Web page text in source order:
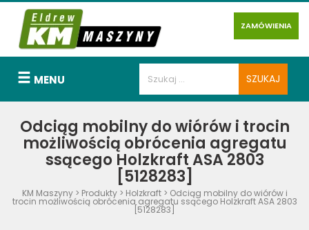
ZAMÓWIENIA
MENU
Odciąg mobilny do wiórów i trocin
możliwością obrócenia agregatu
ssącego Holzkraft ASA 2803
[5128283]
KM Maszyny> Produkty> Holzkraft> Odciąg mobilny do wiórów i
trocin możliwością obrócenia agregatu ssącego Holzkraft ASA 2803
[5128283]